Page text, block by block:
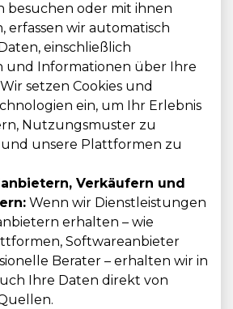
besuchen oder mit ihnen
erfassen wir automatisch
einschließlich
und Informationen über Ihre
setzen Cookies und
ein, um Ihr Erlebnis
Nutzungsmuster zu
und unsere Plattformen zu
Verkäufern und
Wenn wir Dienstleistungen
erhalten – wie
Softwareanbieter
Berater – erhalten wir in
Ihre Daten direkt von